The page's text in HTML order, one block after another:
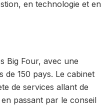
en technologie et en
Big Four, avec une
de 150 pays. Le cabinet
de services allant de
en passant par le conseil